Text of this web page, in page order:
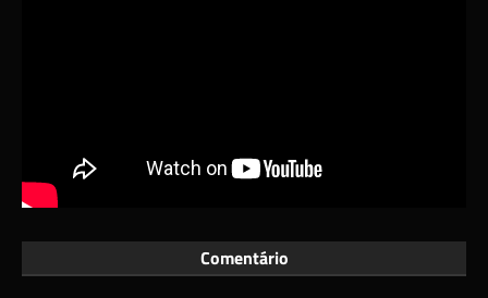
Comentário